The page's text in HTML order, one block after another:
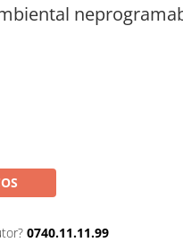
0740.11.11.99